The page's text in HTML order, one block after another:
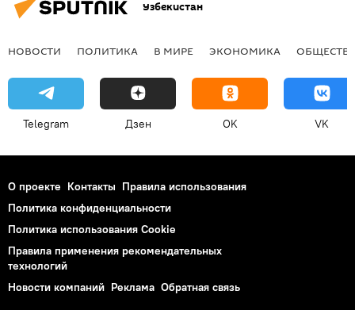
Узбекистан
НОВОСТИ ПОЛИТИКА В МИРЕ ЭКОНОМИКА
Telegram Дзен OK VK
О проекте Контакты Правила использования
Политика конфиденциальности
Политика использования Cookie
Правила применения рекомендательных
технологий
Новости компаний Реклама Обратная связь